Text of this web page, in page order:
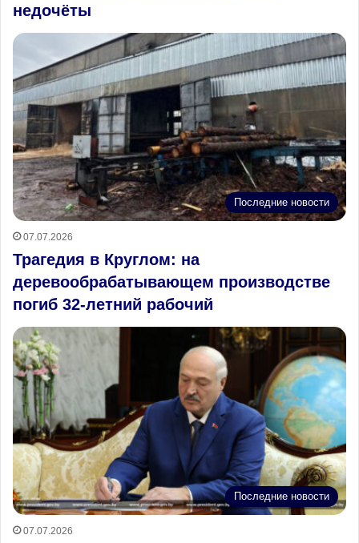
недочёты
Последние новости
07.07.2026
Трагедия в Круглом: на
деревообрабатывающем производстве
погиб 32‑летний рабочий
Последние новости
07.07.2026